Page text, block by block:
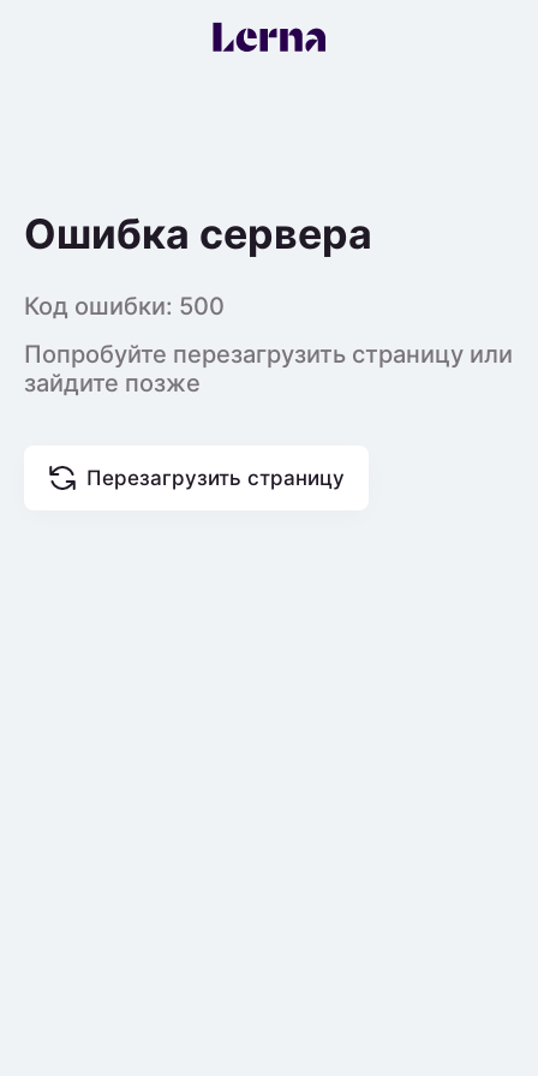
Ошибка сервера
Код ошибки: 500
Попробуйте перезагрузить страницу или
зайдите позже
Перезагрузить страницу